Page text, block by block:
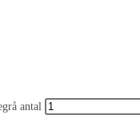
antal